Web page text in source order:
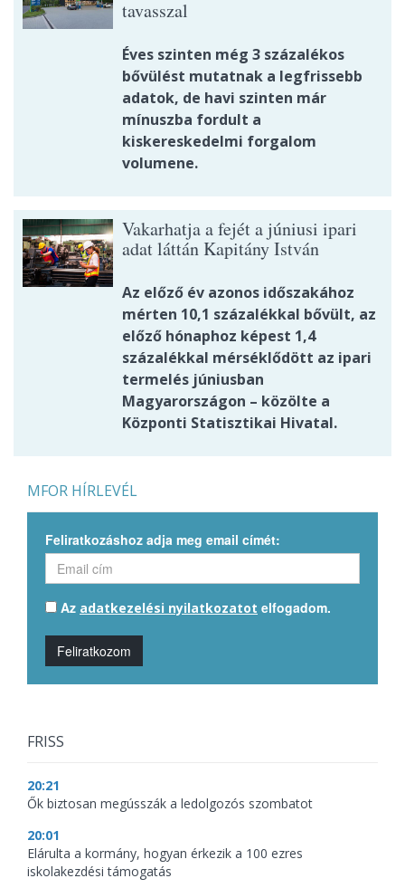
tavasszal
Éves szinten még 3 százalékos
bővülést mutatnak a legfrissebb
adatok, de havi szinten már
mínuszba fordult a
kiskereskedelmi forgalom
volumene.
Vakarhatja a fejét a júniusi ipari
adat láttán Kapitány István
Az előző év azonos időszakához
mérten 10,1 százalékkal bővült, az
előző hónaphoz képest 1,4
százalékkal mérséklődött az ipari
termelés júniusban
Magyarországon – közölte a
Központi Statisztikai Hivatal.
MFOR HÍRLEVÉL
Feliratkozáshoz adja meg email címét:
Az adatkezelési nyilatkozatot elfogadom.
Feliratkozom
FRISS
20:21
Ők biztosan megússzák a ledolgozós szombatot
20:01
Elárulta a kormány, hogyan érkezik a 100 ezres
iskolakezdési támogatás